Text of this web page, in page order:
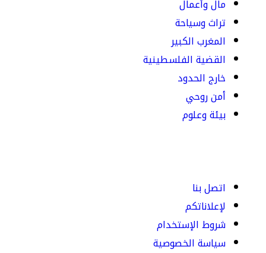
مال وأعمال
تراث وسياحة
المغرب الكبير
القضية الفلسطينية
خارج الحدود
أمن روحي
بيئة وعلوم
اتصل بنا
لإعلاناتكم
شروط الإستخدام
سياسة الخصوصية